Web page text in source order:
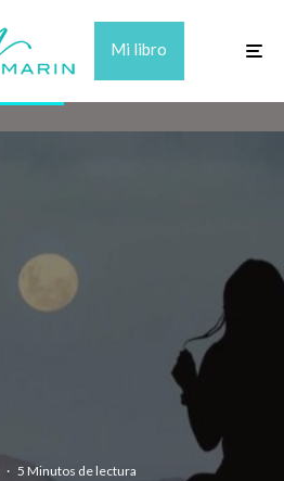
Mi libro
· 5 Minutos de lectura